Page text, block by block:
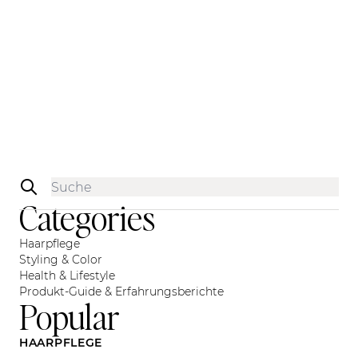
Sidebar
Categories
Haarpflege
Styling & Color
Health & Lifestyle
Produkt-Guide & Erfahrungsberichte
Popular
HAARPFLEGE